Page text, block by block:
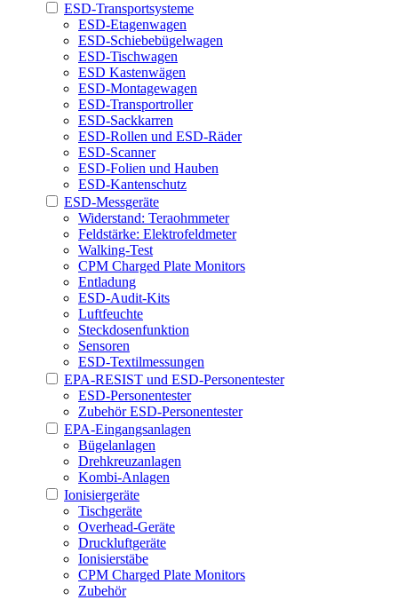
ESD-Transportsysteme
ESD-Etagenwagen
ESD-Schiebebügelwagen
ESD-Tischwagen
ESD Kastenwägen
ESD-Montagewagen
ESD-Transportroller
ESD-Sackkarren
ESD-Rollen und ESD-Räder
ESD-Scanner
ESD-Folien und Hauben
ESD-Kantenschutz
ESD-Messgeräte
Widerstand: Teraohmmeter
Feldstärke: Elektrofeldmeter
Walking-Test
CPM Charged Plate Monitors
Entladung
ESD-Audit-Kits
Luftfeuchte
Steckdosenfunktion
Sensoren
ESD-Textilmessungen
EPA-RESIST und ESD-Personentester
ESD-Personentester
Zubehör ESD-Personentester
EPA-Eingangsanlagen
Bügelanlagen
Drehkreuzanlagen
Kombi-Anlagen
Ionisiergeräte
Tischgeräte
Overhead-Geräte
Druckluftgeräte
Ionisierstäbe
CPM Charged Plate Monitors
Zubehör